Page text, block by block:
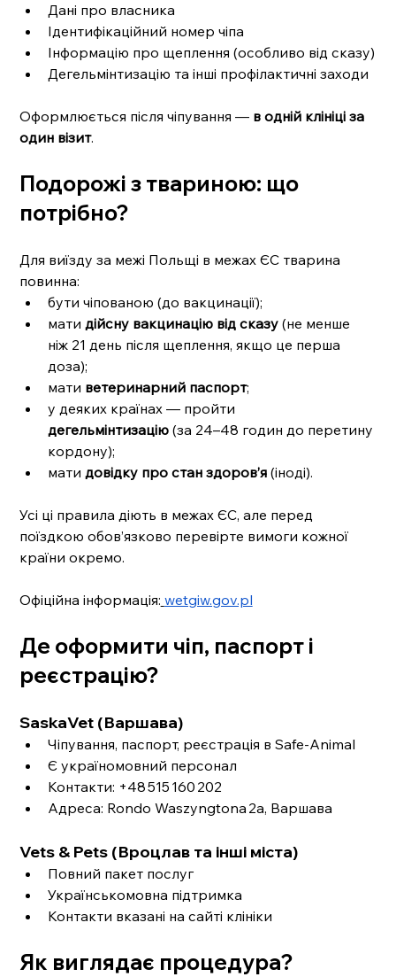
Дані про власника
Ідентифікаційний номер чіпа
Інформацію про щеплення (особливо від сказу)
Дегельмінтизацію та інші профілактичні заходи
Оформлюється після чіпування — в одній клініці за
один візит.
Подорожі з твариною: що
потрібно?
Для виїзду за межі Польщі в межах ЄС тварина
повинна:
бути чіпованою (до вакцинації);
мати дійсну вакцинацію від сказу (не менше
ніж 21 день після щеплення, якщо це перша
доза);
мати ветеринарний паспорт;
у деяких країнах — пройти
дегельмінтизацію (за 24–48 годин до перетину
кордону);
мати довідку про стан здоров’я (іноді).
Усі ці правила діють в межах ЄС, але перед
поїздкою обов’язково перевірте вимоги кожної
країни окремо.
Офіційна інформація: wetgiw.gov.pl
Де оформити чіп, паспорт і
реєстрацію?
SaskaVet (Варшава)
Чіпування, паспорт, реєстрація в Safe-Animal
Є україномовний персонал
Контакти: +48 515 160 202
Адреса: Rondo Waszyngtona 2a, Варшава
Vets & Pets (Вроцлав та інші міста)
Повний пакет послуг
Українськомовна підтримка
Контакти вказані на сайті клініки
Як виглядає процедура?